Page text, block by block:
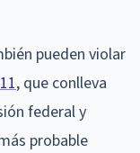
pueden violar
, que conlleva
federal y
probable